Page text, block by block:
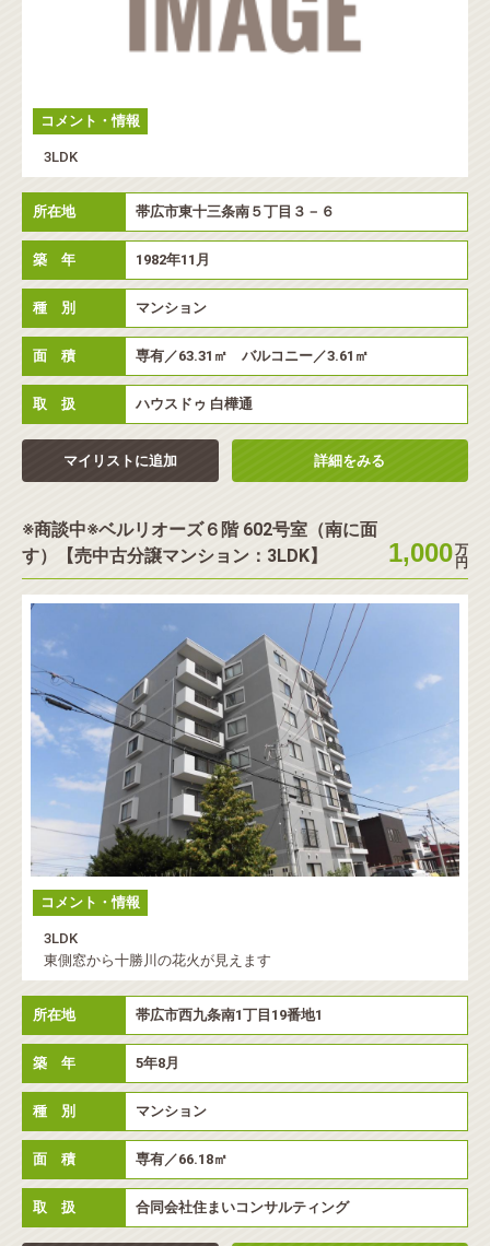
コメント・情報
3LDK
所在地 帯広市東十三条南５丁目３－６
築 年 1982年11月
種 別 マンション
面 積 専有／63.31㎡ バルコニー／3.61㎡
取 扱 ハウスドゥ 白樺通
マイリストに追加 詳細をみる
※商談中※ベルリオーズ６階 602号室（南に面
す）【売中古分譲マンション：3LDK】
1,000万
円
コメント・情報
3LDK
東側窓から十勝川の花火が見えます
所在地 帯広市西九条南1丁目19番地1
築 年 5年8月
種 別 マンション
面 積 専有／66.18㎡
取 扱 合同会社住まいコンサルティング